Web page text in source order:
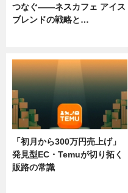
つなぐ――ネスカフェ アイス
ブレンドの戦略と…
「初月から300万円売上げ」
発見型EC・Temuが切り拓く
販路の常識